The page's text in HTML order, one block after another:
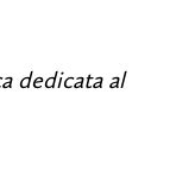
dedicata al